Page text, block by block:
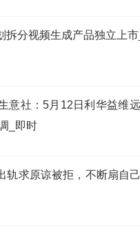
拆分视频生成产品独立上
意社：5月12日利华益维
_即时
轨求原谅被拒，不断扇自